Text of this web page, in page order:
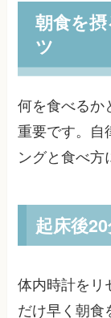
朝食を
ツ
何を食べるか
重要です。自
ングと食べ方
起床後
体内時計をリ
だけ早く朝食